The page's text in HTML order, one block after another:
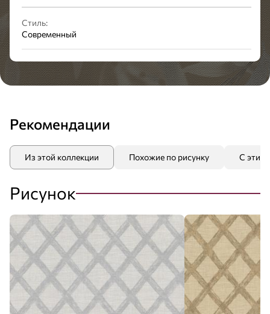
Стиль:
Современный
Рекомендации
Из этой коллекции Похожие по рисунку С этим
Рисунок